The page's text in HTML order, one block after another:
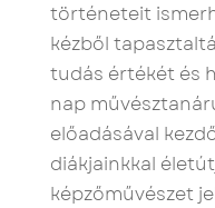
történeteit
kézből
tudás értékét és
nap
előadásával
diákjainkkal
képzőművészet